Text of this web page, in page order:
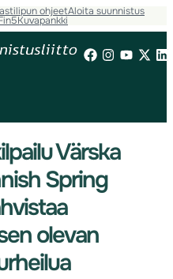
ohjeetAloita suunnistus
Kuvapankki
Värska
Spring
olevan